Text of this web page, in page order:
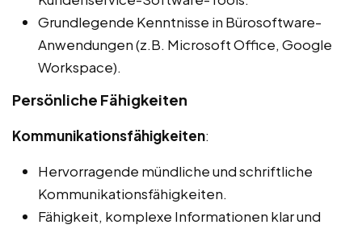
Grundlegende Kenntnisse in Bürosoftware-
Anwendungen (z.B. Microsoft Office, Google
Workspace).
Persönliche Fähigkeiten
Kommunikationsfähigkeiten:
Hervorragende mündliche und schriftliche
Kommunikationsfähigkeiten.
Fähigkeit, komplexe Informationen klar und